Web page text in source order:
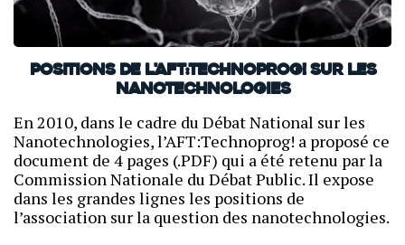
Positions de l'AFT:Technoprog! sur les
nanotechnologies
En 2010, dans le cadre du Débat National sur les
Nanotechnologies, l’AFT:Technoprog! a proposé ce
document de 4 pages (.PDF) qui a été retenu par la
Commission Nationale du Débat Public. Il expose
dans les grandes lignes les positions de
l’association sur la question des nanotechnologies.